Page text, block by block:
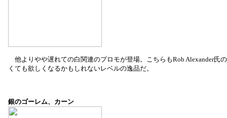
他よりやや遅れての白関連のプロモが登場。こちらもRob Alexander氏
くても欲しくなるかもしれないレベルの逸品だ。
銀のゴーレム、カーン